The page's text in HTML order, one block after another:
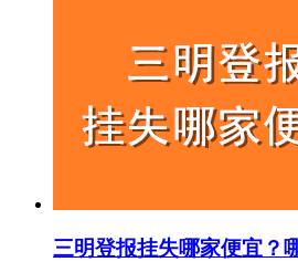
三明登报挂失哪家便宜？